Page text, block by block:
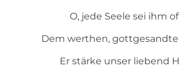
O, jede Seele sei ihm
Dem werthen,
Er stärke unser liebend